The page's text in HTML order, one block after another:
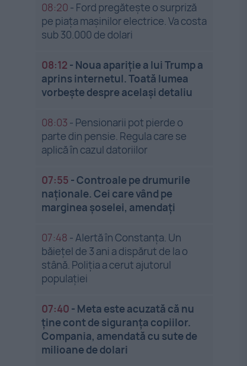
08:20 - Ford pregătește o surpriză
pe piața mașinilor electrice. Va costa
sub 30.000 de dolari
08:12 - Noua apariție a lui Trump a
aprins internetul. Toată lumea
vorbește despre același detaliu
08:03 - Pensionarii pot pierde o
parte din pensie. Regula care se
aplică în cazul datoriilor
07:55 -Controale pe drumurile
naționale. Cei care vând pe
marginea șoselei, amendați
07:48 -Alertă în Constanța. Un
băiețel de 3 ani a dispărut de la o
stână. Poliția a cerut ajutorul
populației
07:40 - Meta este acuzată că nu
ține cont de siguranța copiilor.
Compania, amendată cu sute de
milioane de dolari